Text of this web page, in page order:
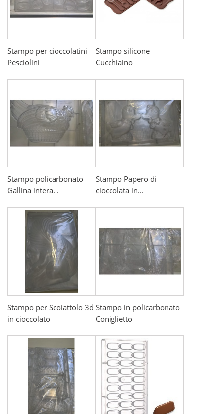
Stampo per cioccolatini
Pesciolini
Stampo silicone
Cucchiaino
Stampo policarbonato
Gallina intera...
Stampo Papero di
cioccolata in...
Stampo per Scoiattolo 3d
in cioccolato
Stampo in policarbonato
Coniglietto